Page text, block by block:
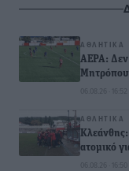
ΑΘΛΗΤΙΚΆ
ΑΕΡΑ: Δεν
06.08.26 · 16:52
ΑΘΛΗΤΙΚΆ
Κλεάνθης:
ατομικό
06.08.26 · 16:50